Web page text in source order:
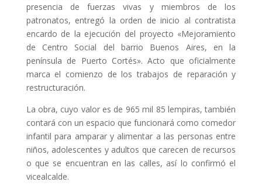
presencia de fuerzas vivas y miembros de los
patronatos, entregó la orden de inicio al contratista
encardo de la ejecución del proyecto «Mejoramiento
de Centro Social del barrio Buenos Aires, en la
península de Puerto Cortés». Acto que oficialmente
marca el comienzo de los trabajos de reparación y
restructuración.
La obra, cuyo valor es de 965 mil 85 lempiras, también
contará con un espacio que funcionará como comedor
infantil para amparar y alimentar a las personas entre
niños, adolescentes y adultos que carecen de recursos
o que se encuentran en las calles, así lo confirmó el
vicealcalde.